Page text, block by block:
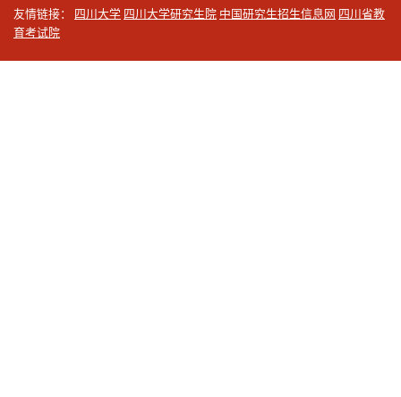
友情链接：
四川大学 四川大学研究生院 中国研究生招生信息网 四川省教
育考试院